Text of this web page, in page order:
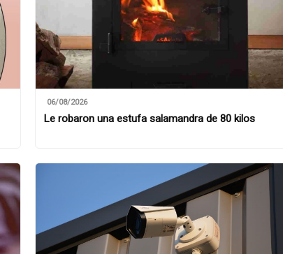
06/08/2026
Le robaron una estufa salamandra de 80 kilos